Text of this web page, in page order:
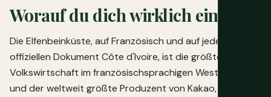
Worauf du dich wirklich einlässt
Die Elfenbeinküste, auf Französisch und auf jedem
offiziellen Dokument Côte d'Ivoire, ist die größte
Volkswirtschaft im französischsprachigen Westafrika
und der weltweit größte Produzent von Kakao, dem